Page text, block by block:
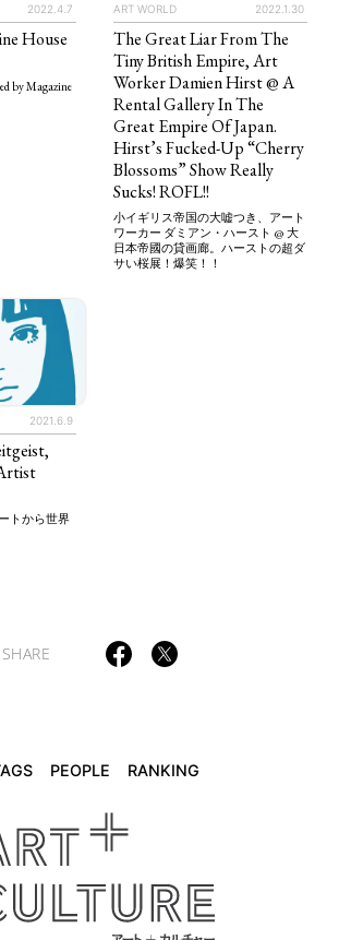
RANKING
ESSAYS
REVIEWS
2022.4.7
House
by Magazine
ART WORLD 2022.1.30
The Great Liar From The
Tiny British Empire, Art
Worker Damien Hirst @ A
Rental Gallery In The
Great Empire Of Japan.
Hirst’s Fucked-Up “Cherry
Blossoms” Show Really
Sucks! ROFL!!
小イギリス帝国の大嘘つき、アート
ワーカー ダミアン・ハースト @ 大
日本帝國の貸画廊。ハーストの超ダ
サい桜展！爆笑！！
2021.6.9
トから世界
SHARE
PEOPLE RANKING